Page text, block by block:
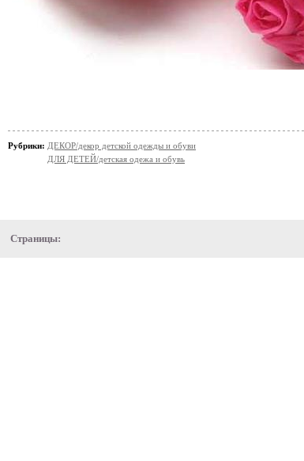
Рубрики: ДЕКОР/декор детской одежды и обуви
ДЛЯ ДЕТЕЙ/детская одежа и обувь
Страницы: